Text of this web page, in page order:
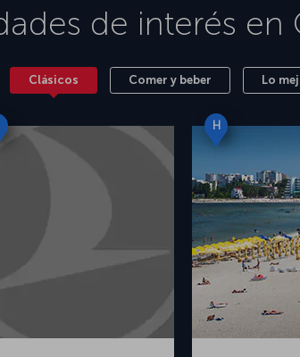
de interés en
Clásicos Comer y beber Lo
H